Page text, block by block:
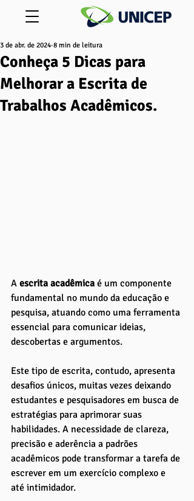
Conheça 5 Dicas para
Melhorar a Escrita de
Trabalhos Acadêmicos.
3 de abr. de 2024 8 min de leitura
A escrita acadêmica é um componente
fundamental no mundo da educação e
pesquisa, atuando como uma ferramenta
essencial para comunicar ideias,
descobertas e argumentos.
Este tipo de escrita, contudo, apresenta
desafios únicos, muitas vezes deixando
estudantes e pesquisadores em busca de
estratégias para aprimorar suas
habilidades. A necessidade de clareza,
precisão e aderência a padrões
acadêmicos pode transformar a tarefa de
escrever em um exercício complexo e
até intimidador.